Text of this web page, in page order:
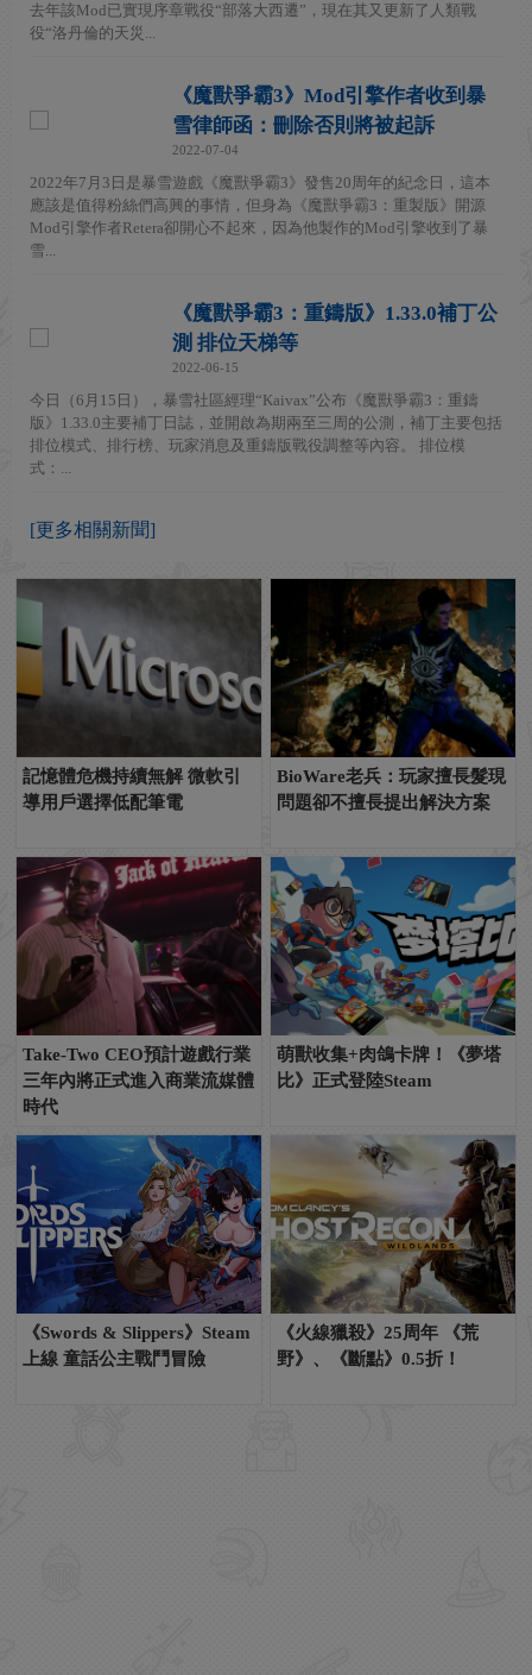
去年該Mod已實現序章戰役“部落大西遷”，現在其又更新了人類戰
役“洛丹倫的天災...
《魔獸爭霸3》Mod引擎作者收到暴
雪律師函：刪除否則將被起訴
2022-07-04
2022年7月3日是暴雪遊戲《魔獸爭霸3》發售20周年的紀念日，這本
應該是值得粉絲們高興的事情，但身為《魔獸爭霸3：重製版》開源
Mod引擎作者Retera卻開心不起來，因為他製作的Mod引擎收到了暴
雪...
《魔獸爭霸3：重鑄版》1.33.0補丁公
測 排位天梯等
2022-06-15
今日（6月15日），暴雪社區經理“Kaivax”公布《魔獸爭霸3：重鑄
版》1.33.0主要補丁日誌，並開啟為期兩至三周的公測，補丁主要包括
排位模式、排行榜、玩家消息及重鑄版戰役調整等內容。 排位模
式：...
[更多相關新聞]
記憶體危機持續無解 微軟引
導用戶選擇低配筆電
BioWare老兵：玩家擅長髮現
問題卻不擅長提出解決方案
Take-Two CEO預計遊戲行業
三年內將正式進入商業流媒體
時代
萌獸收集+肉鴿卡牌！《夢塔
比》正式登陸Steam
《Swords & Slippers》Steam
上線 童話公主戰鬥冒險
《火線獵殺》25周年 《荒
野》、《斷點》0.5折！